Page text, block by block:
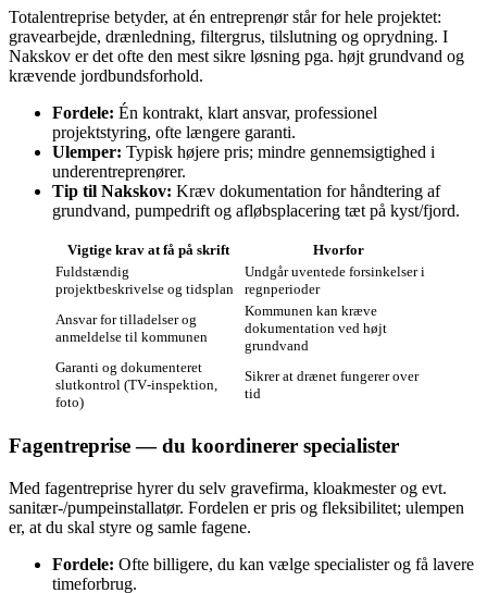
Totalentreprise betyder, at én entreprenør står for hele projektet:
gravearbejde, drænledning, filtergrus, tilslutning og oprydning. I
Nakskov er det ofte den mest sikre løsning pga. højt grundvand og
krævende jordbundsforhold.
Fordele: Én kontrakt, klart ansvar, professionel
projektstyring, ofte længere garanti.
Ulemper: Typisk højere pris; mindre gennemsigtighed i
underentreprenører.
Tip til Nakskov: Kræv dokumentation for håndtering af
grundvand, pumpedrift og afløbsplacering tæt på kyst/fjord.
Vigtige krav at få på skrift
Hvorfor
Fuldstændig
projektbeskrivelse og tidsplan
Undgår uventede forsinkelser i
regnperioder
Ansvar for tilladelser og
anmeldelse til kommunen
Kommunen kan kræve
dokumentation ved højt
grundvand
Garanti og dokumenteret
slutkontrol (TV‑inspektion,
foto)
Sikrer at drænet fungerer over
tid
Fagentreprise — du koordinerer specialister
Med fagentreprise hyrer du selv gravefirma, kloakmester og evt.
sanitær-/pumpeinstallatør. Fordelen er pris og fleksibilitet; ulempen
er, at du skal styre og samle fagene.
Fordele: Ofte billigere, du kan vælge specialister og få lavere
timeforbrug.